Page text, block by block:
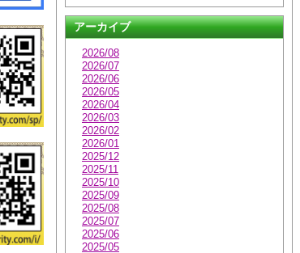
アーカイブ
2026/08
2026/07
2026/06
2026/05
2026/04
2026/03
2026/02
2026/01
2025/12
2025/11
2025/10
2025/09
2025/08
2025/07
2025/06
2025/05